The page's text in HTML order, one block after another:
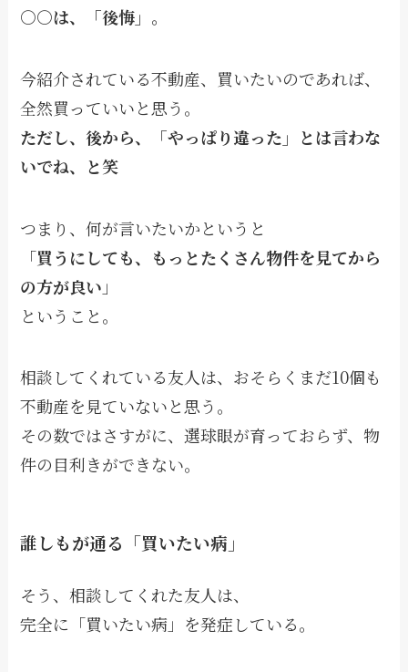
○○は、「後悔」。
今紹介されている不動産、買いたいのであれば、
全然買っていいと思う。
ただし、後から、「やっぱり違った」とは言わな
いでね、と笑
つまり、何が言いたいかというと
「買うにしても、もっとたくさん物件を見てから
の方が良い 」
ということ。
相談してくれている友人は、おそらくまだ10個も
不動産を見ていないと思う。
その数ではさすがに、選球眼が育っておらず、物
件の目利きができない。
誰しもが通る「買いたい病」
そう、相談してくれた友人は、
完全に「買いたい病」を発症している。